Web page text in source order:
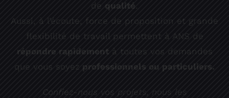
de qualité
Aussi, à l’écoute, force de proposition et grande
flexibilité de travail permettent à ANS de
répondre rapidementà toutes vos demandes
que vous soyez professionnels ou particuliers.
Confiez-nous vos projets, nous les